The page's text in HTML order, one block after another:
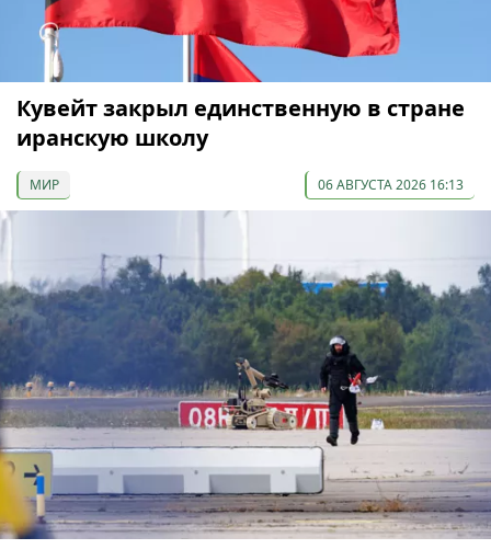
Кувейт закрыл единственную в стране
иранскую школу
МИР 06 АВГУСТА 2026 16:13